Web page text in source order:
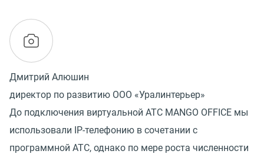
Дмитрий Алюшин
директор по развитию ООО «Уралинтерьер»
До подключения виртуальной АТС MANGO OFFICE мы
использовали IP-телефонию в сочетании с
программной АТС, однако по мере роста численности